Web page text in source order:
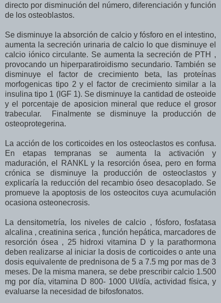
directo por disminución del número, diferenciación y función
de los osteoblastos.
Se disminuye la absorción de calcio y fósforo en el intestino,
aumenta la secreción urinaria de calcio lo que disminuye el
calcio iónico circulante. Se aumenta la secreción de PTH ,
provocando un hiperparatiroidismo secundario. También se
disminuye el factor de crecimiento beta, las proteínas
morfogenicas tipo 2 y el factor de crecimiento similar a la
insulina tipo 1 (IGF 1). Se disminuye la cantidad de osteoide
y el porcentaje de aposicion mineral que reduce el grosor
trabecular. Finalmente se disminuye la producción de
osteoprotegerina.
La acción de los corticoides en los osteoclastos es confusa.
En etapas tempranas se aumenta la activación y
maduración, el RANKL y la resorción ósea, pero en forma
crónica se disminuye la producción de osteoclastos y
explicaría la reducción del recambio óseo desacoplado. Se
promueve la apoptosis de los osteocitos cuya acumulación
ocasiona osteonecrosis.
La densitometría, los niveles de calcio , fósforo, fosfatasa
alcalina , creatinina serica , función hepática, marcadores de
resorción ósea , 25 hidroxi vitamina D y la parathormona
deben realizarse al iniciar la dosis de corticoides o ante una
dosis equivalente de prednisona de 5 a 7.5 mg por mas de 3
meses. De la misma manera, se debe prescribir calcio 1.500
mg por día, vitamina D 800- 1000 UI/día, actividad física, y
evaluarse la necesidad de bifosfonatos.